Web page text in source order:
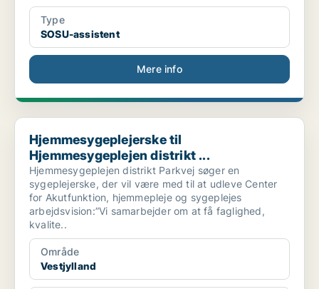
Type
SOSU-assistent
Mere info
Hjemmesygeplejerske til Hjemmesygeplejen distrikt ...
Hjemmesygeplejerske til
Hjemmesygeplejen distrikt ...
Hjemmesygeplejen distrikt Parkvej søger en
sygeplejerske, der vil være med til at udleve Center
for Akutfunktion, hjemmepleje og sygeplejes
arbejdsvision:”Vi samarbejder om at få faglighed,
kvalite..
Område
Vestjylland